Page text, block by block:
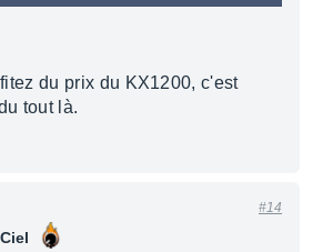
du prix du KX1200, c'est
tout là.
#14